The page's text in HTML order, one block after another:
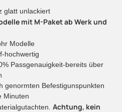
glatt unlackiert
mit M-Paket ab Werk und
Modelle
hochwertig
Passgenauigkeit-bereits über
genormten Befestigunspunkten
Minuten
Achtung, kein